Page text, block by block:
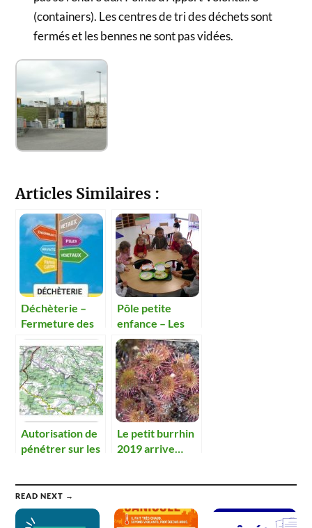
(containers). Les centres de tri des déchets sont
fermés et les bennes ne sont pas vidées.
Articles Similaires :
Déchèterie –
Fermeture des
bennes de tri
Pôle petite
enfance – Les
moussaillons
Autorisation de
pénétrer sur les
l’IGN
Le petit burrhin
2019 arrive…
READ NEXT →